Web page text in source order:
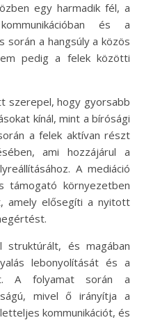
egy harmadik fél, a
és a
során a hangsúly a közös
pedig a felek közötti
szerepel, hogy gyorsabb
kínál, mint a bírósági
a felek aktívan részt
ami hozzájárul a
A mediáció
támogató környezetben
amely elősegíti a nyitott
és magában
lebonyolítását és a
A folyamat során a
mivel ő irányítja a
kommunikációt, és